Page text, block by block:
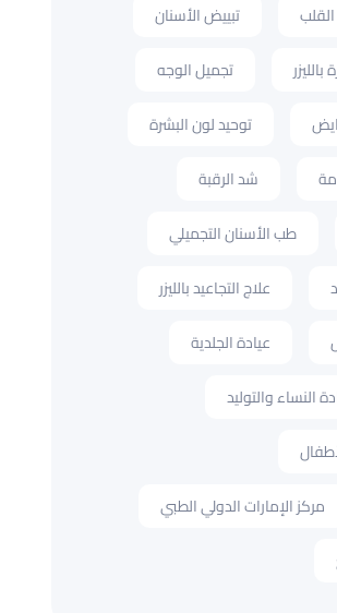
تبييض الأسنان
تجميل الوجه
توحيد لون البشرة
شد الرقبة
طب الأسنان التجميلي
علاج التجاعيد بالليزر
عيادة الجلدية
النساء والتوليد
مركز الإمارات الدولي الطبي